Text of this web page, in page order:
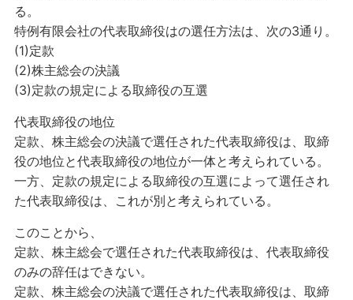
る。
特例有限会社の代表取締役はの選任方法は、次の3通り。
(1)定款
(2)株主総会の決議
(3)定款の規定による取締役の互選
代表取締役の地位
定款、株主総会の決議で選任された代表取締役は、取締
役の地位と代表取締役の地位が一体と考えられている。
一方、定款の規定による取締役の互選によって選任され
た代表取締役は、これが別と考えられている。
このことから、
定款、株主総会で選任された代表取締役は、代表取締役
のみの辞任はできない。
定款、株主総会の決議で選任された代表取締役は、取締